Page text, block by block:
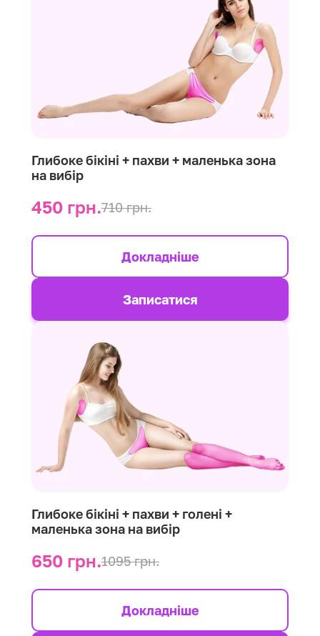
Глибоке бікіні + пахви + маленька зона
на вибір
450 грн.710 грн.
Докладніше
Записатися
Глибоке бікіні + пахви + голені +
маленька зона на вибір
650 грн.1095 грн.
Докладніше